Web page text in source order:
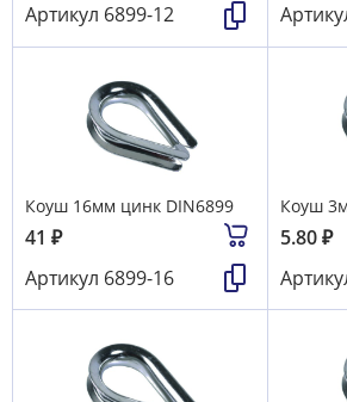
Артикул 6899-12
Коуш 16мм цинк DIN6899
41 ₽
Артикул 6899-16
Коуш
5.80₽